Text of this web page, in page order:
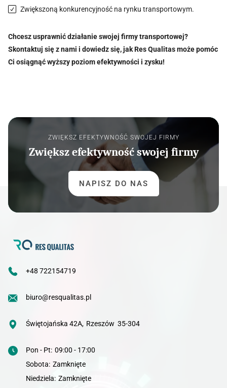
Zwiększoną konkurencyjność na rynku transportowym.
Chcesz usprawnić działanie swojej firmy transportowej?
Skontaktuj się z nami i dowiedz się, jak Res Qualitas może pomóc
Ci osiągnąć wyższy poziom efektywności i zysku!
ZWIĘKSZ EFEKTYWNOŚĆ SWOJEJ FIRMY
Zwiększ efektywność swojej firmy
NAPISZ DO NAS
+48 722154719
biuro@resqualitas.pl
Świętojańska 42A, Rzeszów 35-304
Pon - Pt: 09:00 - 17:00
Sobota: Zamknięte
Niedziela: Zamknięte